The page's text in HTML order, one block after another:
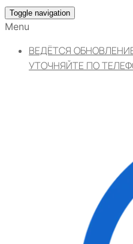
Toggle navigation
Menu
ВЕДЁТСЯ
УТОЧНЯЙТЕ ПО